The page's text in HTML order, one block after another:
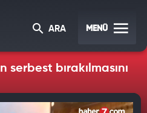
ARA MENÜ
bırakılmasını